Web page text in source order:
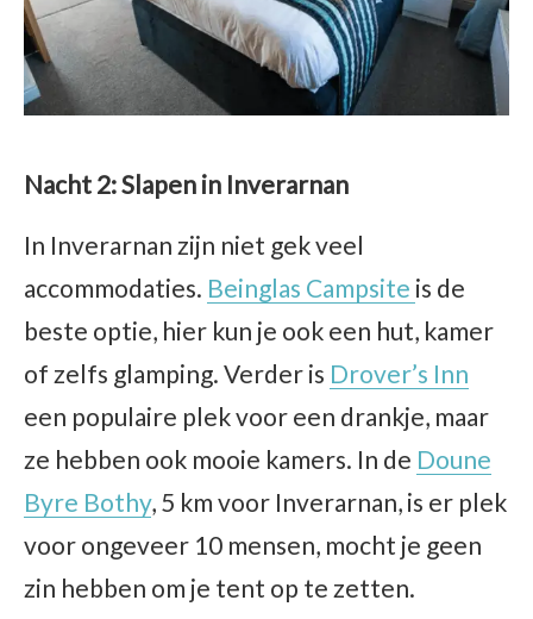
Nacht 2: Slapen in Inverarnan
In Inverarnan zijn niet gek veel
accommodaties. Beinglas Campsite is de
beste optie, hier kun je ook een hut, kamer
of zelfs glamping. Verder is Drover’s Inn
een populaire plek voor een drankje, maar
ze hebben ook mooie kamers. In de Doune
Byre Bothy, 5 km voor Inverarnan, is er plek
voor ongeveer 10 mensen, mocht je geen
zin hebben om je tent op te zetten.